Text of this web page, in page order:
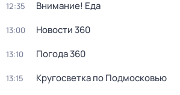
12:35 Внимание! Еда
13:00 Новости 360
13:10 Погода 360
13:15 Кругосветка по Подмосковью